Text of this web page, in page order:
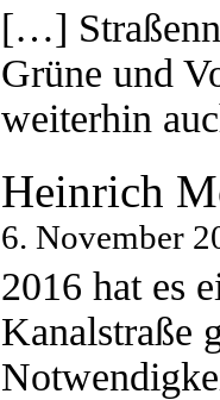
[…]
Grüne und
weiterhin
Heinrich
6. November
2016 hat es
Kanalstraße